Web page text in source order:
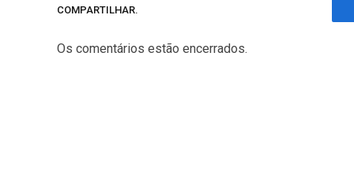
COMPARTILHAR.
Os comentários estão encerrados.